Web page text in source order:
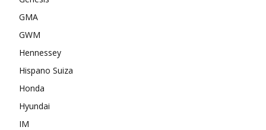
GMA
GWM
Hennessey
Hispano Suiza
Honda
Hyundai
IM